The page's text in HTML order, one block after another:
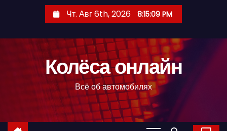
с
Чт. Авг 6th, 2026 8:15:10 PM
Колёса онлайн
Всё об автомобилях